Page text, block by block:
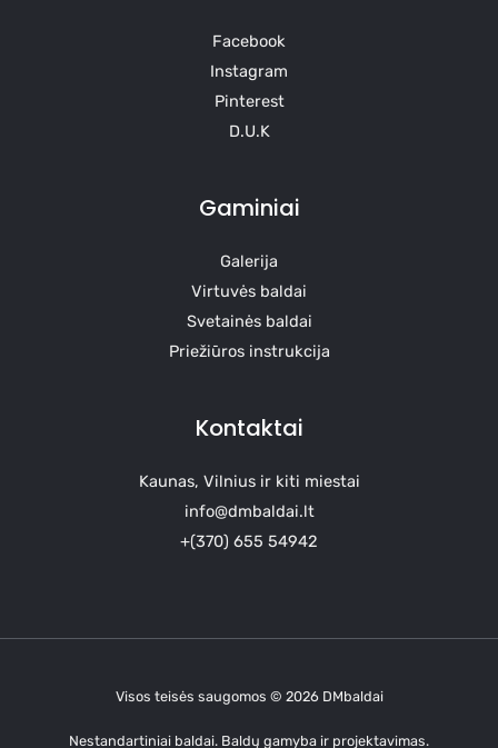
Facebook
Instagram
Pinterest
D.U.K
Gaminiai
Galerija
Virtuvės baldai
Svetainės baldai
Priežiūros instrukcija
Kontaktai
Kaunas, Vilnius ir kiti miestai
info@dmbaldai.lt
+(370) 655 54942
Visos teisės saugomos © 2026 DMbaldai
Nestandartiniai baldai. Baldų gamyba ir projektavimas.